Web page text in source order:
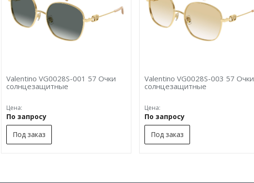
Valentino VG0028S-001 57 Очки
солнцезащитные
Цена:
По запросу
Под заказ
Valentino VG0028S-003 57 Очки
солнцезащитные
Цена:
По запросу
Под заказ